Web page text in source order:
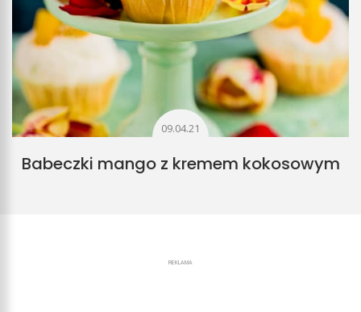
09.04.21
Babeczki mango z kremem kokosowym
REKLAMA